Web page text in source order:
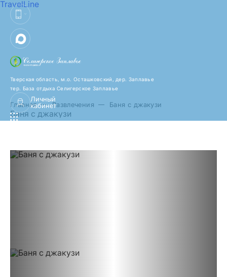
Тверская область, м.о. Осташковский, дер. Заплавье
тер. База отдыха Селигерское Заплавье
Личный
кабинет
TravelLine
Главная Развлечения Баня с джакузи
Баня с джакузи